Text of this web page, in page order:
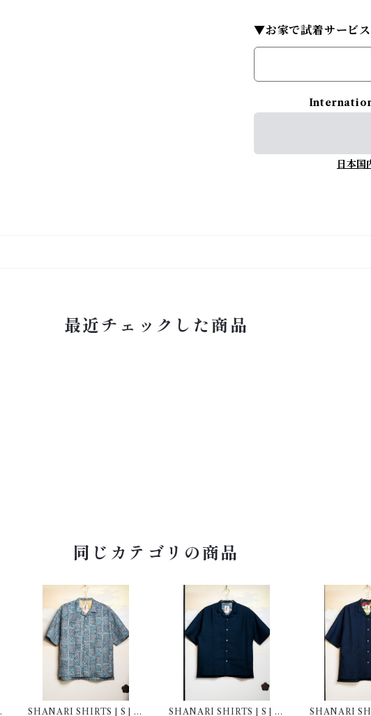
▼お家で試着サービ
日本国
最近チェックした商品
同じカテゴリの商品
SHANARI SHIRTS | S | 2
SHANARI SHIRTS | S | 2
SHANARI